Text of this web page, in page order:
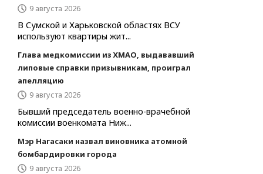
9 августа 2026
В Сумской и Харьковской областях ВСУ
используют квартиры жит...
Глава медкомиссии из ХМАО, выдававший
липовые справки призывникам, проиграл
апелляцию
9 августа 2026
Бывший председатель военно-врачебной
комиссии военкомата Ниж...
Мэр Нагасаки назвал виновника атомной
бомбардировки города
9 августа 2026